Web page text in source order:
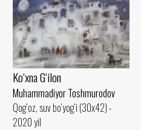
Ko‘xna G‘ilon
Muhammadiyor Toshmurodov
Qog‘oz, suv bo‘yog‘i (30x42) -
2020 yil